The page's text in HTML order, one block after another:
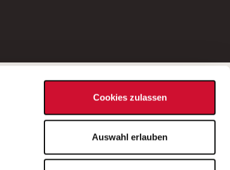
Cookies zulassen
Auswahl erlauben
Bei Fragen zu einer Stellenausschreibung
wenden Sie sich bitte an die*den in der
Stellenausschreibung genannte*n